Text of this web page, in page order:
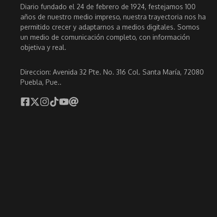
Diario fundado el 24 de febrero de 1924, festejamos 100
años de nuestro medio impreso, nuestra trayectoria nos ha
permitido crecer y adaptarnos a medios digitales. Somos
un medio de comunicación completo, con información
objetiva y real.
Direccion: Avenida 32 Pte. No. 316 Col. Santa María, 72080
Puebla, Pue..